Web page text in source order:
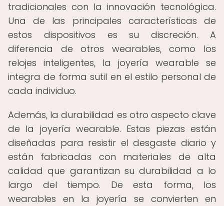
tradicionales con la innovación tecnológica.
Una de las principales características de
estos dispositivos es su discreción. A
diferencia de otros wearables, como los
relojes inteligentes, la joyería wearable se
integra de forma sutil en el estilo personal de
cada individuo.
Además, la durabilidad es otro aspecto clave
de la joyería wearable. Estas piezas están
diseñadas para resistir el desgaste diario y
están fabricadas con materiales de alta
calidad que garantizan su durabilidad a lo
largo del tiempo. De esta forma, los
wearables en la joyería se convierten en